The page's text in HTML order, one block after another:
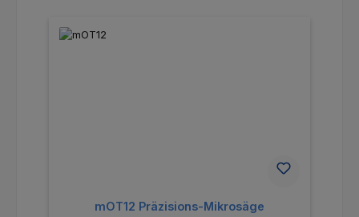
mOT12 Präzisions-Mikrosäge